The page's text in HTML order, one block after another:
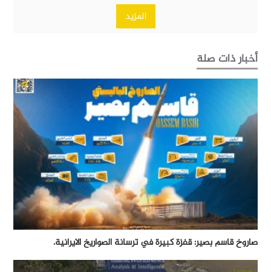
المزيد
أخبار ذات صلة
صاروخ قاسم بصير: قفزة كبيرة في ترسانة الصواريخ الايرانية.